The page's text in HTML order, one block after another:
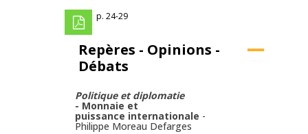
p. 24-29
Repères - Opinions -
Débats
Politique et diplomatie
- Monnaie et
puissance internationale -
Philippe Moreau Defarges